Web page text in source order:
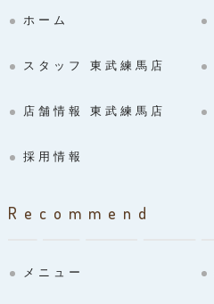
ホーム
スタッフ 東武練馬店
店舗情報 東武練馬店
採用情報
Recommend
メニュー